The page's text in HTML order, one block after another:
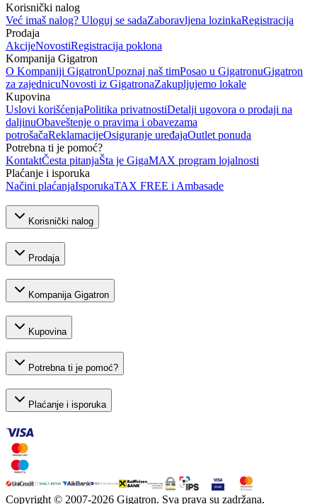
Korisnički nalog
Već imaš nalog? Uloguj se sadaZaboravljena lozinkaRegistracija
Prodaja
AkcijeNovostiRegistracija poklona
Kompanija Gigatron
O Kompaniji GigatronUpoznaj naš timPosao u GigatronuGigatron
za zajednicuNovosti iz GigatronaZakupljujemo lokale
Kupovina
Uslovi korišćenjaPolitika privatnostiDetalji ugovora o prodaji na
daljinuObaveštenje o pravima i obavezama
potrošačaReklamacijeOsiguranje uređajaOutlet ponuda
Potrebna ti je pomoć?
KontaktČesta pitanjaŠta je GigaMAX program lojalnosti
Plaćanje i isporuka
Načini plaćanjaIsporukaTAX FREE i Ambasade
Korisnički nalog
Prodaja
Kompanija Gigatron
Kupovina
Potrebna ti je pomoć?
Plaćanje i isporuka
Copyright © 2007-2026 Gigatron. Sva prava su zadržana.